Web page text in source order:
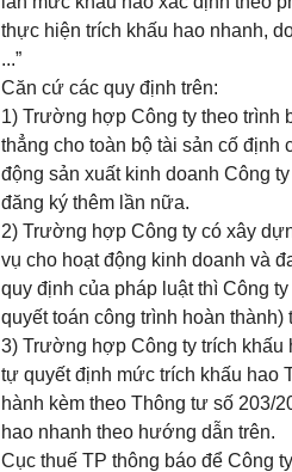
thực hiện trích khấu hao nhanh,
...”
Căn cứ các quy định trên:
1) Trường hợp Công ty theo trình
thẳng cho toàn bộ tài sản cố
động sản xuất kinh doanh Công
đăng ký thêm lần nữa.
2) Trường hợp Công ty có xây
vụ cho hoạt động kinh doanh và
quy định của pháp luật thì Công
quyết toán công trình hoàn
3) Trường hợp Công ty trích
tự quyết định mức trích khấu hao
hành kèm theo Thông tư số 203/
hao nhanh theo hướng dẫn trên.
Cục thuế TP thông báo để Công